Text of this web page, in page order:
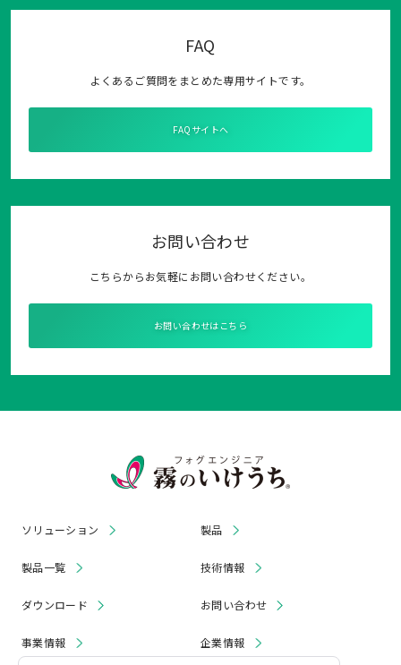
FAQ
よくあるご質問をまとめた専用サイトです。
FAQサイトへ
お問い合わせ
こちらからお気軽にお問い合わせください。
お問い合わせはこちら
ソリューション 製品
製品一覧 技術情報
ダウンロード お問い合わせ
事業情報 企業情報